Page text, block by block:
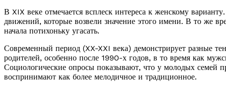
В XIX веке отмечается всплеск интереса к женскому
движений, которые возвели значение этого имени. В то же
начала потихоньку угасать.
Современный период (XX-XXI века) демонстрирует разные
родителей, особенно после 1990-х годов, в то время как
Социологические опросы показывают, что у молодых семей
воспринимают как более мелодичное и традиционное.